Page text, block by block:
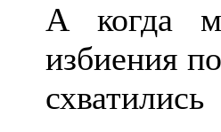
А когда
избиения